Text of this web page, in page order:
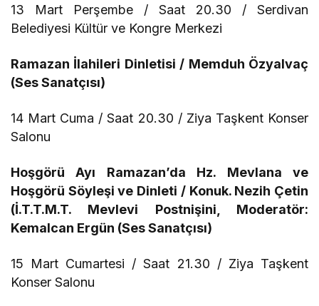
13 Mart Perşembe / Saat 20.30 / Serdivan
Belediyesi Kültür ve Kongre Merkezi
Ramazan İlahileri Dinletisi / Memduh Özyalvaç
(Ses Sanatçısı)
14 Mart Cuma / Saat 20.30 / Ziya Taşkent Konser
Salonu
Hoşgörü Ayı Ramazan’da Hz. Mevlana ve
Hoşgörü Söyleşi ve Dinleti / Konuk. Nezih Çetin
(İ.T.T.M.T. Mevlevi Postnişini, Moderatör:
Kemalcan Ergün (Ses Sanatçısı)
15 Mart Cumartesi / Saat 21.30 / Ziya Taşkent
Konser Salonu